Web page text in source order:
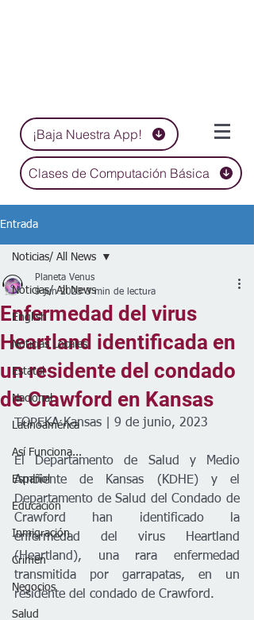
¡Baja Nuestra App!
Clases de Computación Básica
Entrada
Noticias/ All News
English
Noticias Locales
Estatal
Nacional
Latinoamérica
Así Funciona...
Español
Educación
Inmigración
Crimen
Negocios
Salud
Noticias/ All News
Enfermedad del virus
Heartland identificada en
un residente del condado
de Crawford en Kansas
Planeta Venus
9 jun 2023 3 min de lectura
TOPEKA Kansas | 9 de junio, 2023
El Departamento de Salud y Medio
Ambiente de Kansas (KDHE) y el
Departamento de Salud del Condado de
Crawford han identificado la
enfermedad del virus Heartland
(Heartland), una rara enfermedad
transmitida por garrapatas, en un
residente del condado de Crawford.